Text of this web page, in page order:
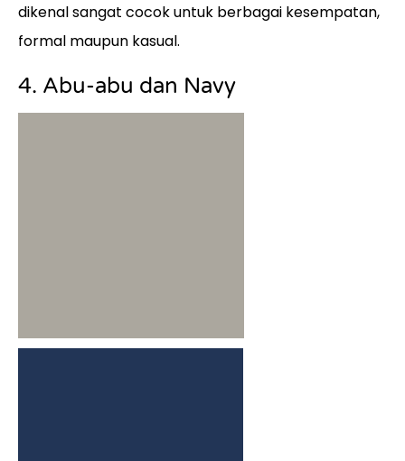
dikenal sangat cocok untuk berbagai kesempatan,
formal maupun kasual.
4. Abu-abu dan Navy